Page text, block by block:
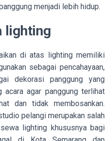
menjadi lebih hidup.
lighting
di atas lighting memiliki
sebagai pencahayaan,
dekorasi panggung yang
acara agar panggung terlihat
dan tidak membosankan.
pelangi merupakan salah
lighting khususnya bagi